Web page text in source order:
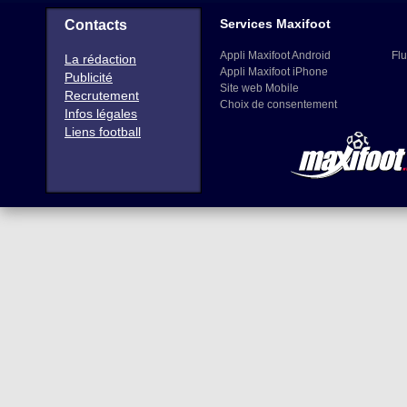
Contacts
La rédaction
Publicité
Recrutement
Infos légales
Liens football
Services Maxifoot
Appli Maxifoot Android
Appli Maxifoot iPhone
Site web Mobile
Choix de consentement